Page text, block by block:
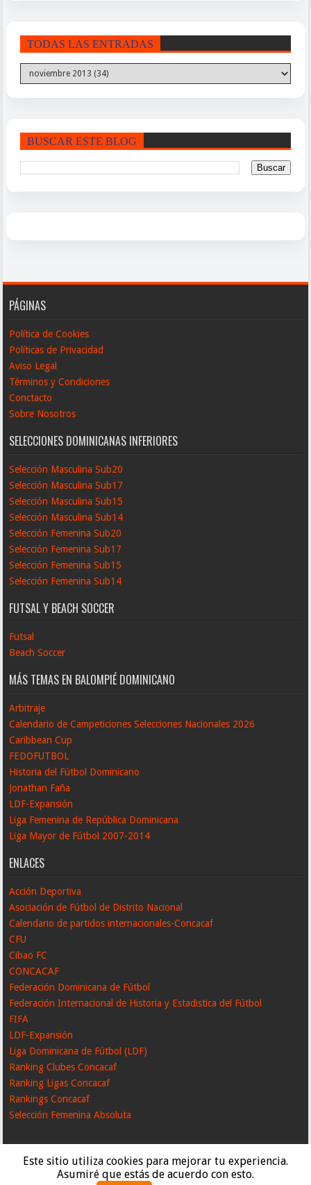
Este sitio utiliza cookies para mejorar tu experiencia.
Asumiré que estás de acuerdo con esto.
TODAS LAS ENTRADAS
BUSCAR ESTE BLOG
PÁGINAS
Política de Cookies
Políticas de Privacidad
Aviso Legal
Términos y Condiciones
Conctacto
Sobre Nosotros
SELECCIONES DOMINICANAS INFERIORES
Selección Masculina Sub20
Selección Masculina Sub17
Selección Masculina Sub15
Selección Masculina Sub14
Selección Femenina Sub20
Selección Femenina Sub17
Selección Femenina Sub15
Selección Femenina Sub14
FUTSAL Y BEACH SOCCER
Futsal
Beach Soccer
MÁS TEMAS EN BALOMPIÉ DOMINICANO
Arbitraje
Calendario de Campeticiones Selecciones Nacionales 2026
Caribbean Cup
FEDOFUTBOL
Historia del Fútbol Dominicano
Jonathan Faña
LDF-Expansión
Liga Femenina de República Dominicana
Liga Mayor de Fútbol 2007-2014
ENLACES
Acción Deportiva
Asociación de Fútbol de Distrito Nacional
Calendario de partidos internacionales-Concacaf
CFU
Cibao FC
CONCACAF
Federación Dominicana de Fútbol
Federación Internacional de Historia y Estadistica del Fútbol
FIFA
LDF-Expansión
Liga Dominicana de Fútbol (LDF)
Ranking Clubes Concacaf
Ranking Ligas Concacaf
Rankings Concacaf
Selección Femenina Absoluta